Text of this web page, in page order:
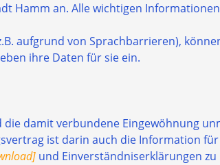
Hamm an. Alle wichtigen
aufgrund von Sprachbarrieren),
ihre Daten für sie ein.
damit verbundene Eingewöhnung
ist darin auch die Information für
und Einverständniserklärungen zu